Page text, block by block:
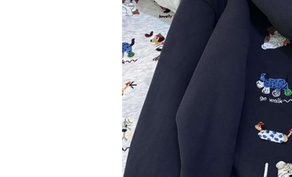
Previous slide